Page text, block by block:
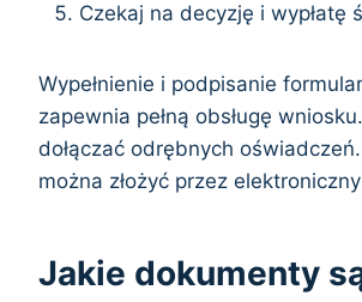
Czekaj na decyzję i wypłatę
Wypełnienie i podpisanie
zapewnia pełną obsługę
dołączać odrębnych
można złożyć przez
Jakie dokumenty